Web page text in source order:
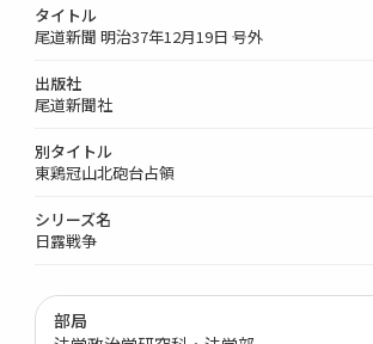
タイトル
尾道新聞 明治37年12月19日 号外
出版社
尾道新聞社
別タイトル
東鶏冠山北砲台占領
シリーズ名
日露戦争
部局